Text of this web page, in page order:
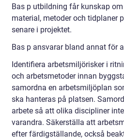
Bas p utbildning får kunskap
material, metoder och tidplaner
senare i projektet.
Bas p ansvarar bland annat för
Identifiera arbetsmiljörisker i
och arbetsmetoder innan
samordna en arbetsmiljöplan
ska hanteras på platsen.
arbete så att olika discipliner
varandra. Säkerställa att
efter färdigställande, också